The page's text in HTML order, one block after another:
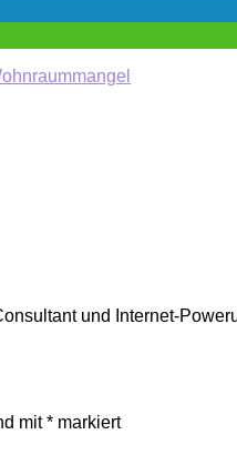
und Internet-
mit* markiert